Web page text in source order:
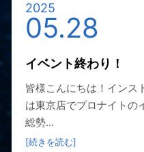
2025
05.28
イベント終わり！
皆様こんにちは！インス
は東京店でプロナイトの
総勢...
[続きを読む]